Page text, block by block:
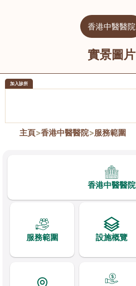
香港中醫醫院
實景圖片
加入診所
主頁>香港中醫醫院>服務範圍
香港中醫醫院
服務範圍 設施概覽